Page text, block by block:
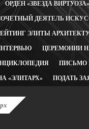
ОРДЕН «ЗВЕЗДА ВИРТУОЗА»
ДЕЯТЕЛЬ
ЭЛИТЫ
ЦЕРЕМОНИИ
ПИСЬМО
«ЭЛИТАРХ» ПОДАТЬ